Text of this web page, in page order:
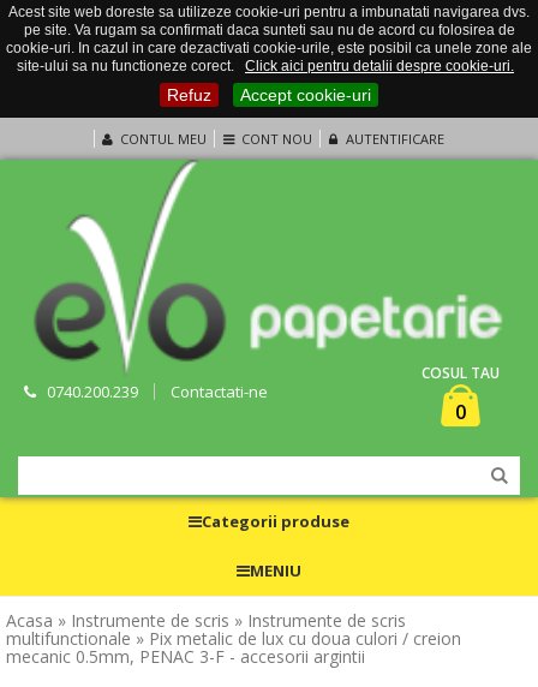
Acest site web doreste sa utilizeze cookie-uri pentru a imbunatati navigarea dvs.
pe site. Va rugam sa confirmati daca sunteti sau nu de acord cu folosirea de
cookie-uri. In cazul in care dezactivati cookie-urile, este posibil ca unele zone ale
site-ului sa nu functioneze corect.
Click aici pentru detalii despre cookie-uri.
Refuz Accept cookie-uri
CONTUL MEU CONT NOU AUTENTIFICARE
0740.200.239 Contactati-ne
COSUL TAU
0
Categorii produse
MENIU
Acasa » Instrumente de scris » Instrumente de scris
multifunctionale » Pix metalic de lux cu doua culori / creion
mecanic 0.5mm, PENAC 3-F - accesorii argintii